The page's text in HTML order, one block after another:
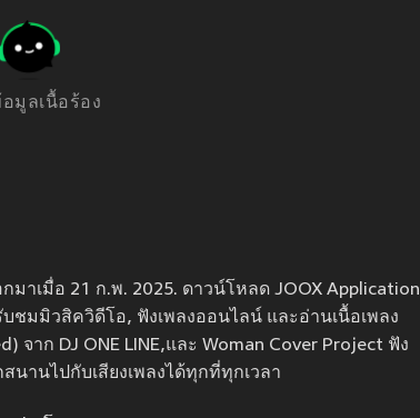
มูลเนื้อร้อง
มาเมื่อ 21 ก.พ. 2025. ดาวน์โหลด JOOX Application
บชมมิวสิควิดีโอ, ฟังเพลงออนไลน์ และอ่านเนื้อเพลง
จาก DJ ONE LINE,และ Woman Cover Project ฟัง
นานไปกับเสียงเพลงได้ทุกที่ทุกเวลา